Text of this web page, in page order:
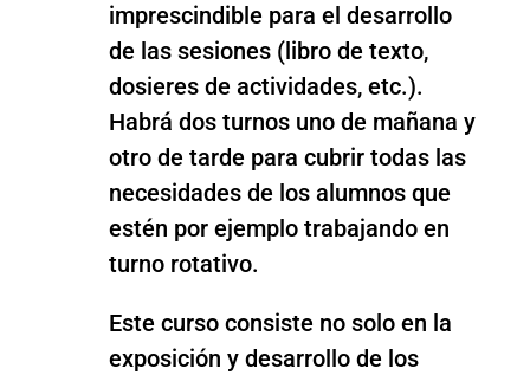
imprescindible para el desarrollo
de las sesiones (libro de texto,
dosieres de actividades, etc.).
Habrá dos turnos uno de mañana y
otro de tarde para cubrir todas las
necesidades de los alumnos que
estén por ejemplo trabajando en
turno rotativo.
Este curso consiste no solo en la
exposición y desarrollo de los